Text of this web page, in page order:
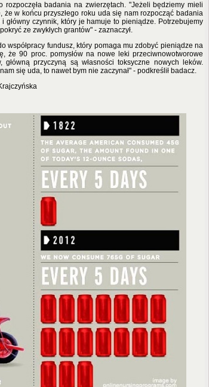
rozpoczęła badania na zwierzętach. "Jeżeli będziemy mieli
w końcu przyszłego roku uda się nam rozpocząć badania
główny czynnik, który je hamuje to pieniądze. Potrzebujemy
ze zwykłych grantów" - zaznaczył.
współpracy fundusz, który pomaga mu zdobyć pieniądze na
że 90 proc. pomysłów na nowe leki przeciwnowotworowe
przyczyną są własności toksyczne nowych leków.
się uda, to nawet bym nie zaczynał" - podkreślił badacz.